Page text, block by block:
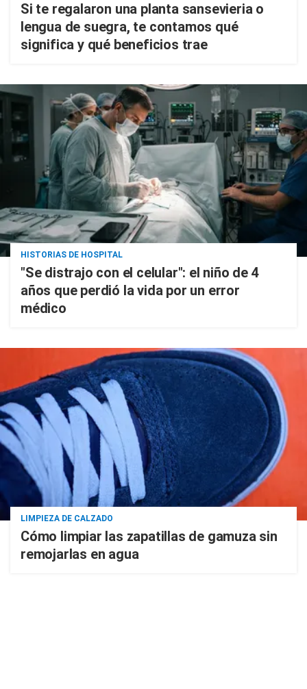
Si te regalaron una planta sansevieria o
lengua de suegra, te contamos qué
significa y qué beneficios trae
HISTORIAS DE HOSPITAL
"Se distrajo con el celular": el niño de 4
años que perdió la vida por un error
médico
LIMPIEZA DE CALZADO
Cómo limpiar las zapatillas de gamuza sin
remojarlas en agua